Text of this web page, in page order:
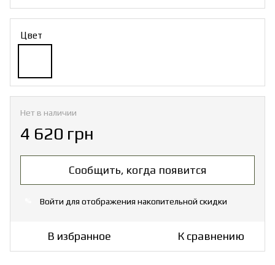
Цвет
Нет в наличии
4 620 грн
Сообщить, когда появится
Войти для отображения накопительной скидки
В избранное К сравнению